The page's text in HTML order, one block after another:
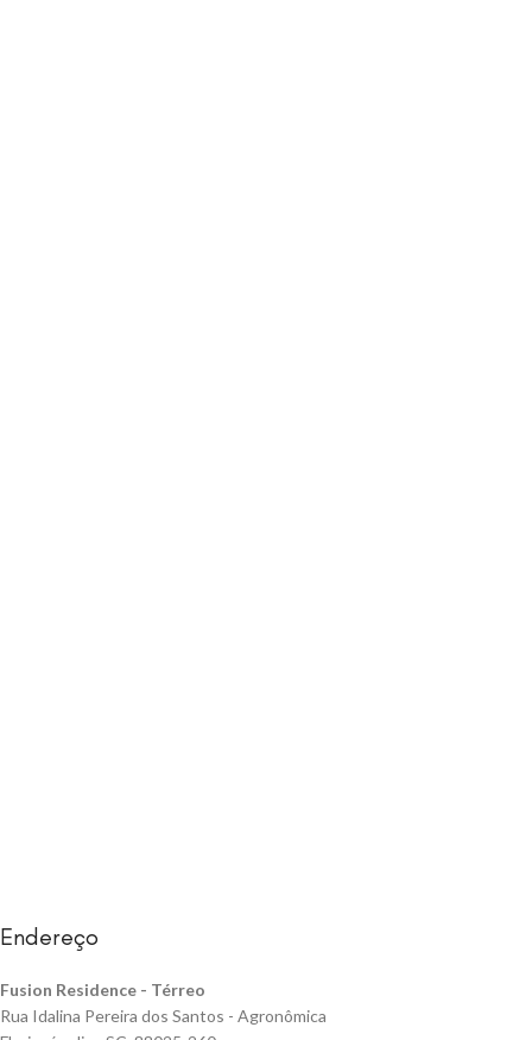
Endereço
Fusion Residence - Térreo
Rua Idalina Pereira dos Santos - Agronômica